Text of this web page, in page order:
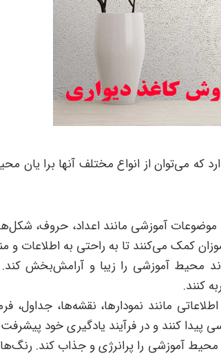
می‌توان از انواع مختلف آنها برا یان
آموزشی مانند اعداد، حروف،
کمک می‌کنند تا به راحتی به اطلاعات و
آموزشی را زیبا و آرامش‌بخش کند.
کنند.
مانند نمودارها، نقشه‌ها، جداول،
پیدا کنند و در فرآیند یادگیری خود پیشرفت
آموزشی را پرانرژی و جذاب کند.